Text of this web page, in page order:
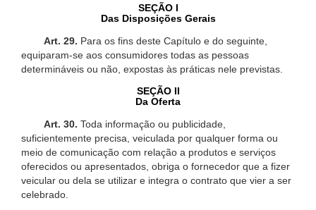
SEÇÃO I
Das Disposições Gerais
Art. 29. Para os fins deste Capítulo e do seguinte,
equiparam-se aos consumidores todas as pessoas
determináveis ou não, expostas às práticas nele previstas.
SEÇÃO II
Da Oferta
Art. 30. Toda informação ou publicidade,
suficientemente precisa, veiculada por qualquer forma ou
meio de comunicação com relação a produtos e serviços
oferecidos ou apresentados, obriga o fornecedor que a fizer
veicular ou dela se utilizar e integra o contrato que vier a ser
celebrado.